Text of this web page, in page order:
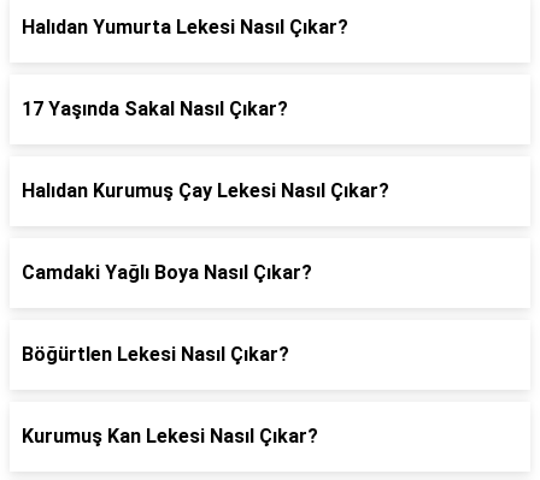
Halıdan Yumurta Lekesi Nasıl Çıkar?
17 Yaşında Sakal Nasıl Çıkar?
Halıdan Kurumuş Çay Lekesi Nasıl Çıkar?
Camdaki Yağlı Boya Nasıl Çıkar?
Böğürtlen Lekesi Nasıl Çıkar?
Kurumuş Kan Lekesi Nasıl Çıkar?